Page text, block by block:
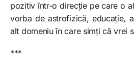
pozitiv într-o direcție pe care o
vorba de astrofizică, educație,
alt domeniu în care simți că vrei
***